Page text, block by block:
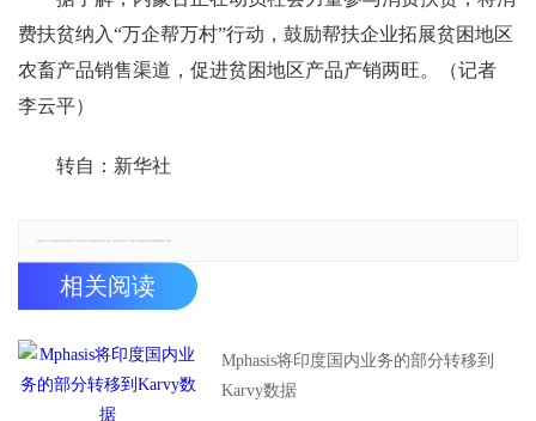
费扶贫纳入“万企帮万村”行动，鼓励帮扶企业拓展贫困地区
农畜产品销售渠道，促进贫困地区产品产销两旺。（记者
李云平）
转自：新华社
相关阅读
Mphasis将印度国内业务的部分转移到
Karvy数据